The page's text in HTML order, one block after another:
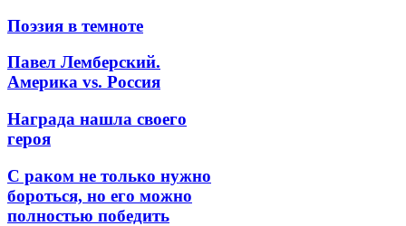
Поэзия в темноте
Павел Лемберский.
Америка vs. Россия
Награда нашла своего
героя
С раком не только нужно
бороться, но его можно
полностью победить